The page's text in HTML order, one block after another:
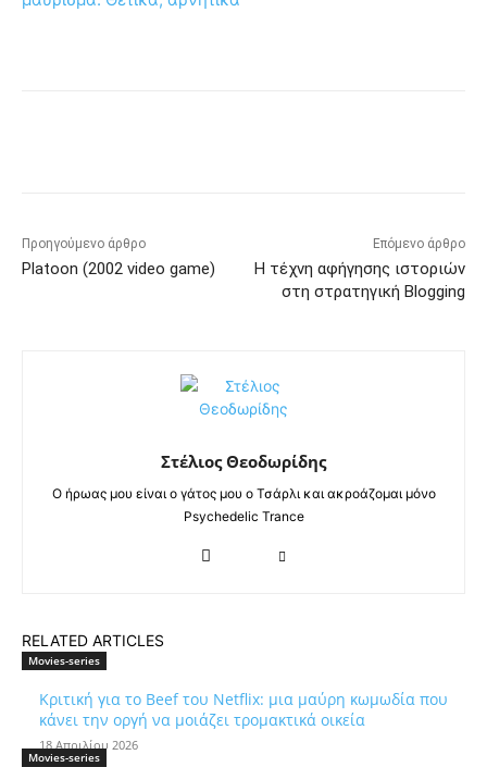
Προηγούμενο άρθρο
Platoon (2002 video game)
Επόμενο άρθρο
Η τέχνη αφήγησης ιστοριών
στη στρατηγική Blogging
Στέλιος Θεοδωρίδης
Ο ήρωας μου είναι ο γάτος μου ο Τσάρλι και ακροάζομαι μόνο
Psychedelic Trance
RELATED ARTICLES
Movies-series
Κριτική για το Beef του Netflix: μια μαύρη κωμωδία που
κάνει την οργή να μοιάζει τρομακτικά οικεία
18 Απριλίου 2026
Movies-series